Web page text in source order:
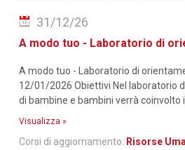
A modo tuo - Laboratorio di
A modo tuo - Laboratorio di
12/01/2026 Obiettivi Nel laboratorio
di bambine e bambini verrà coinvolto
Visualizza »
Corsi di aggiornamento: Risorse
31/12/26